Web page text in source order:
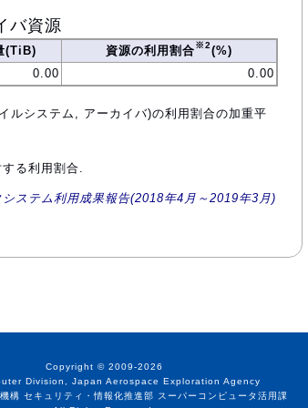
バ資源
(TiB) 資源の利用割合※2(%)
0.00 0.00
システム, アーカイバ)の利用割合の加重平
る利用割合.
ステム利用成果報告(2018年4月～2019年3月)
Copyright © 2009-2026
Division, Japan Aerospace Exploration Agency
構 セキュリティ・情報化推進部 スーパーコンピュータ活用課